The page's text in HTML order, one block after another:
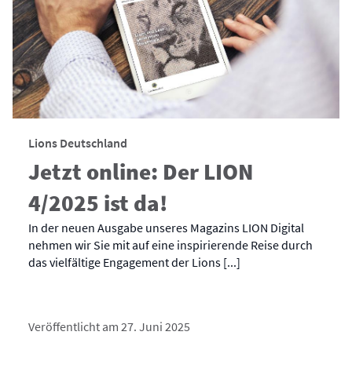
Lions Deutschland
Jetzt online: Der LION
4/2025 ist da!
In der neuen Ausgabe unseres Magazins LION Digital
nehmen wir Sie mit auf eine inspirierende Reise durch
das vielfältige Engagement der Lions [...]
Veröffentlicht am 27. Juni 2025